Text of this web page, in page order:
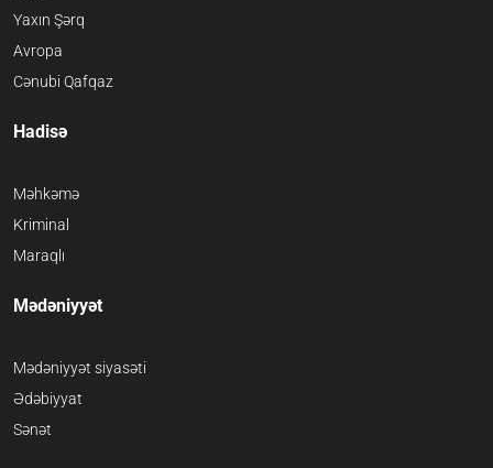
Yaxın Şərq
Avropa
Cənubi Qafqaz
Hadisə
Məhkəmə
Kriminal
Maraqlı
Mədəniyyət
Mədəniyyət siyasəti
Ədəbiyyat
Sənət